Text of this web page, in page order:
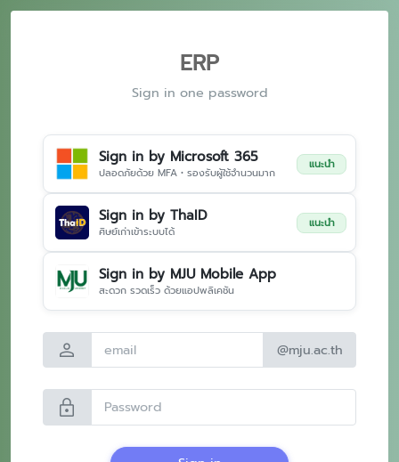
ERP
Sign in one password
Sign in by Microsoft 365
ปลอดภัยด้วย MFA • รองรับผู้ใช้จำนวนมาก
แนะนำ
Sign in by ThaID
ศิษย์เก่าเข้าระบบได้
แนะนำ
Sign in by MJU Mobile App
สะดวก รวดเร็ว ด้วยแอปพลิเคชัน
person @mju.ac.th
lock